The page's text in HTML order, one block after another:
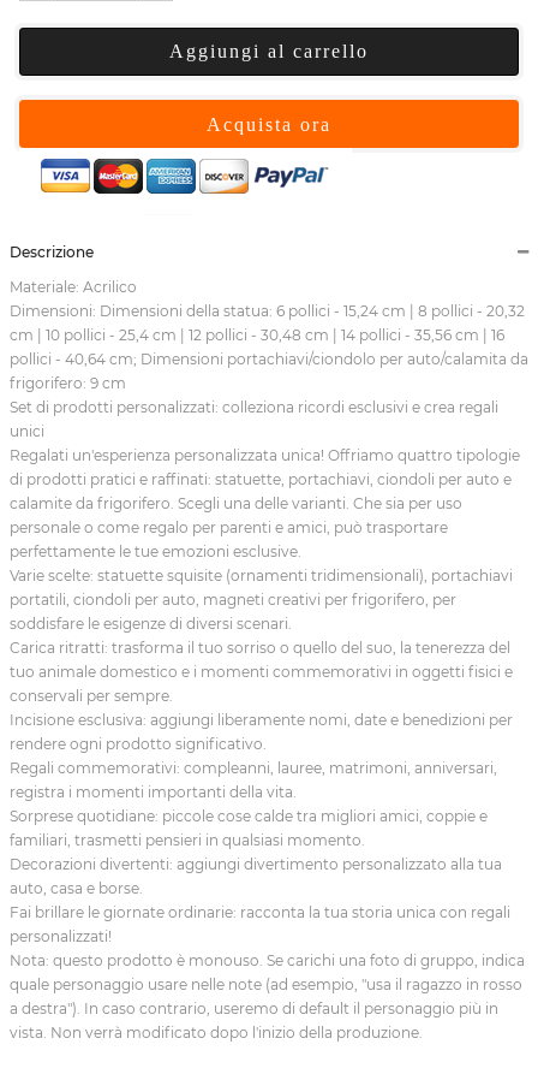
Aggiungi al carrello
Acquista ora
Descrizione
Materiale: Acrilico
Dimensioni: Dimensioni della statua: 6 pollici - 15,24 cm | 8 pollici - 20,32
cm | 10 pollici - 25,4 cm | 12 pollici - 30,48 cm | 14 pollici - 35,56 cm | 16
pollici - 40,64 cm; Dimensioni portachiavi/ciondolo per auto/calamita da
frigorifero: 9 cm
Set di prodotti personalizzati: colleziona ricordi esclusivi e crea regali
unici
Regalati un'esperienza personalizzata unica! Offriamo quattro tipologie
di prodotti pratici e raffinati: statuette, portachiavi, ciondoli per auto e
calamite da frigorifero. Scegli una delle varianti. Che sia per uso
personale o come regalo per parenti e amici, può trasportare
perfettamente le tue emozioni esclusive.
Varie scelte: statuette squisite (ornamenti tridimensionali), portachiavi
portatili, ciondoli per auto, magneti creativi per frigorifero, per
soddisfare le esigenze di diversi scenari.
Carica ritratti: trasforma il tuo sorriso o quello del suo, la tenerezza del
tuo animale domestico e i momenti commemorativi in oggetti fisici e
conservali per sempre.
Incisione esclusiva: aggiungi liberamente nomi, date e benedizioni per
rendere ogni prodotto significativo.
Regali commemorativi: compleanni, lauree, matrimoni, anniversari,
registra i momenti importanti della vita.
Sorprese quotidiane: piccole cose calde tra migliori amici, coppie e
familiari, trasmetti pensieri in qualsiasi momento.
Decorazioni divertenti: aggiungi divertimento personalizzato alla tua
auto, casa e borse.
Fai brillare le giornate ordinarie: racconta la tua storia unica con regali
personalizzati!
Nota: questo prodotto è monouso. Se carichi una foto di gruppo, indica
quale personaggio usare nelle note (ad esempio, "usa il ragazzo in rosso
a destra"). In caso contrario, useremo di default il personaggio più in
vista. Non verrà modificato dopo l'inizio della produzione.